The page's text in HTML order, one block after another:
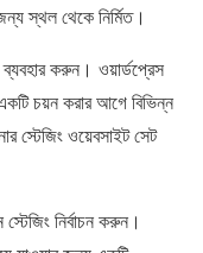
স্থল থেকে নির্মিত।
ব্যবহার করুন। ওয়ার্ডপ্রেস
চয়ন করার আগে বিভিন্ন
স্টেজিং ওয়েবসাইট সেট
নির্বাচন করুন।